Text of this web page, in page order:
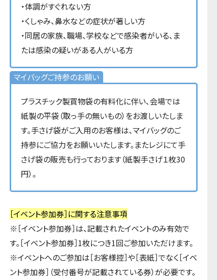
・体調がすぐれない方
・くしゃみ、鼻水などの症状が著しい方
・同居の家族、職場、学校などで感染者がいる、ま
たは感染の疑いがある人がいる方
マイバッグご持参のお願い
プラスチック製買物袋の有料化に伴い、会場では
紙製の平袋（取っ手の無いもの）をお渡しいたしま
す。手さげ袋がご入用のお客様は、マイバッグのご
持参にご協力をお願いいたします。またレジにて手
さげ袋の販売も行っております（紙製手さげ１枚30
円）。
［イベント参加券］に関する注意事項
※［イベント参加券］は、記載されたイベントのみ有効で
す。［イベント参加券］1枚につき1回ご参加いただけます。
※イベントへのご参加は［お客様控］や［表紙］でなく［イベ
ント参加券］（受付番号が記載されている券）が必要です。